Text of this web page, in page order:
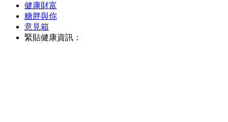
健康財富
糖胖與你
意見箱
緊貼健康資訊：